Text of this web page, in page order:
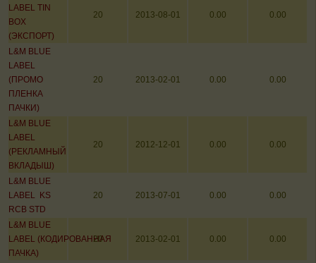
LABEL TIN
BOX
(ЭКСПОРТ)
20 2013-08-01 0.00 0.00
L&M BLUE
LABEL
(ПРОМО
ПЛЕНКА
ПАЧКИ)
20 2013-02-01 0.00 0.00
L&M BLUE
LABEL
(РЕКЛАМНЫЙ
ВКЛАДЫШ)
20 2012-12-01 0.00 0.00
L&M BLUE
LABEL KS
RCB STD
20 2013-07-01 0.00 0.00
L&M BLUE
LABEL (КОДИРОВАННАЯ
ПАЧКА)
20 2013-02-01 0.00 0.00